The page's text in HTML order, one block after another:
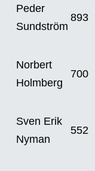
Peder
Sundström
893
Norbert
Holmberg
700
Sven Erik
Nyman
552